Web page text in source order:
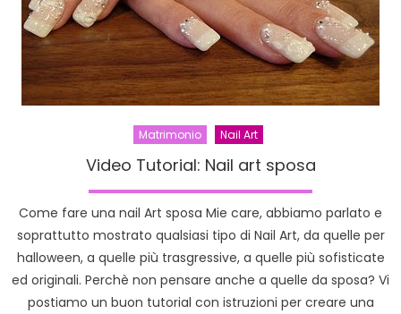
Più
di
Milano
Matrimonio Nail Art
Video Tutorial: Nail art sposa
Come fare una nail Art sposa Mie care, abbiamo parlato e
soprattutto mostrato qualsiasi tipo di Nail Art, da quelle per
halloween, a quelle più trasgressive, a quelle più sofisticate
ed originali. Perchè non pensare anche a quelle da sposa? Vi
postiamo un buon tutorial con istruzioni per creare una